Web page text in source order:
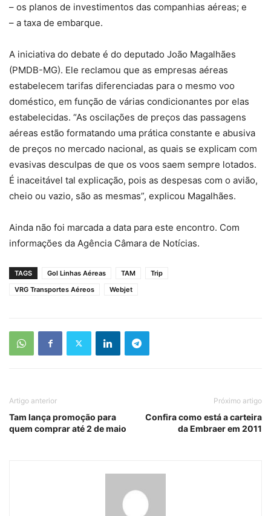
– os planos de investimentos das companhias aéreas; e
– a taxa de embarque.
A iniciativa do debate é do deputado João Magalhães
(PMDB-MG). Ele reclamou que as empresas aéreas
estabelecem tarifas diferenciadas para o mesmo voo
doméstico, em função de várias condicionantes por elas
estabelecidas. “As oscilações de preços das passagens
aéreas estão formatando uma prática constante e abusiva
de preços no mercado nacional, as quais se explicam com
evasivas desculpas de que os voos saem sempre lotados.
É inaceitável tal explicação, pois as despesas com o avião,
cheio ou vazio, são as mesmas”, explicou Magalhães.
Ainda não foi marcada a data para este encontro. Com
informações da Agência Câmara de Notícias.
TAGS Gol Linhas Aéreas TAM
Trip
VRG Transportes Aéreos
Webjet
Artigo anterior
Tam lança promoção para
quem comprar até 2 de maio
Próximo artigo
Confira como está a carteira
da Embraer em 2011